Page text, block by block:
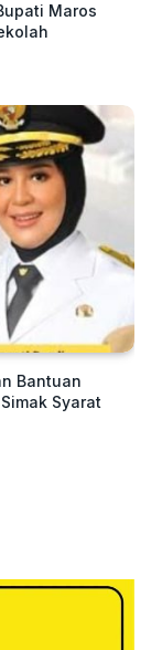
Maros
Bantuan
Syarat